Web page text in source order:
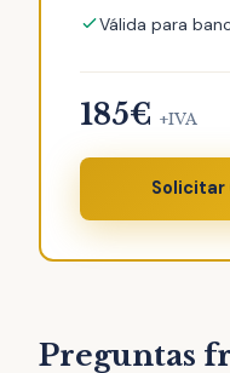
Válida para
185€ +IVA
Solicitar
Preguntas